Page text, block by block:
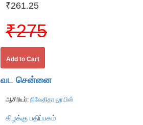
₹261.25
₹275
Add to Cart
வட சென்னை
ஆசிரியர்: நிவேதிதா லூயிஸ்
கிழக்கு பதிப்பகம்